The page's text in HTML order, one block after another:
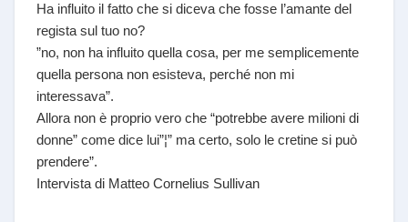
Ha influito il fatto che si diceva che fosse l’amante del
regista sul tuo no?
”no, non ha influito quella cosa, per me semplicemente
quella persona non esisteva, perché non mi
interessava”.
Allora non è proprio vero che “potrebbe avere milioni di
donne” come dice lui”¦” ma certo, solo le cretine si può
prendere”.
Intervista di Matteo Cornelius Sullivan